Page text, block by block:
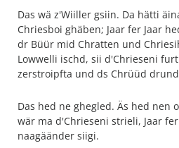
Das wä z'Wiiller gsiin. Da hätti
Chriesboi ghäben; Jaar fer Jaar
dr Büür mid Chratten und
Lowwelli ischd, sii d'Chrieseni
zerstroipfta und ds Chrüüd
Das hed ne ghegled. Äs hed nen
wär ma d'Chrieseni strieli, Jaar
naagäänder siigi.